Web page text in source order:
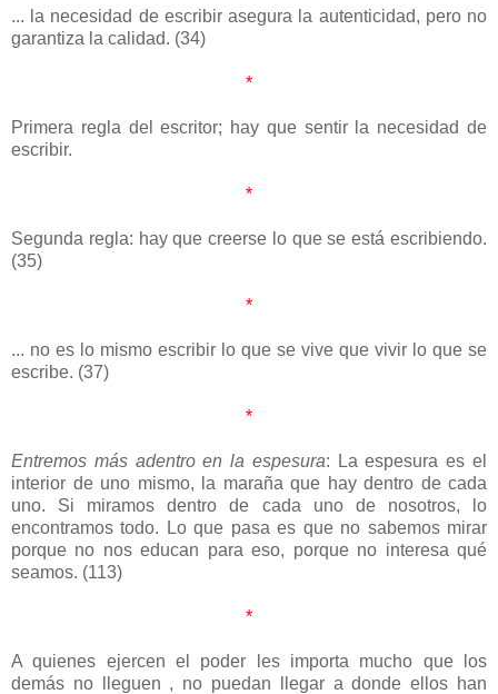
... la necesidad de escribir asegura la autenticidad, pero no
garantiza la calidad. (34)
*
Primera regla del escritor; hay que sentir la necesidad de
escribir.
*
Segunda regla: hay que creerse lo que se está escribiendo.
(35)
*
... no es lo mismo escribir lo que se vive que vivir lo que se
escribe. (37)
*
Entremos más adentro en la espesura: La espesura es el
interior de uno mismo, la maraña que hay dentro de cada
uno. Si miramos dentro de cada uno de nosotros, lo
encontramos todo. Lo que pasa es que no sabemos mirar
porque no nos educan para eso, porque no interesa qué
seamos. (113)
*
A quienes ejercen el poder les importa mucho que los
demás no lleguen , no puedan llegar a donde ellos han